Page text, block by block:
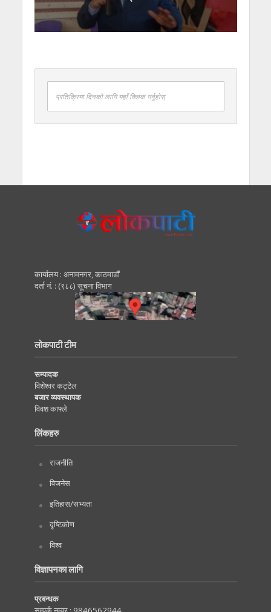
प्रतिक्रिया दिनको लागि यहाँ क्लिक गर्नुहोस्
कार्यालय : अनामनगर, काठमाडाैं
दर्ता नं. : (९८८) सूचना विभाग
लोकपाटी टीम
सम्पादक
विशेश्वर कट्टेल
बजार व्यवस्थापक
विवश काफ्ले
लिंकहरु
राजनीति
विजनेस
इतिहास/सभ्यता
दृष्टिकोण
विश्व
विज्ञापनका लागि
प्रबन्धक